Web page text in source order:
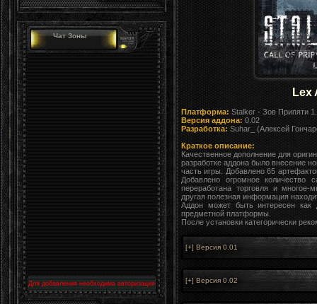
Чат Зоны
Для добавления необходима авторизация
Lex
Платформа: Stalker - Зов Припяти
Версия аддона: 0.02
Разработка: Suhar_ (Алексей
Краткое описание:
Качественное дополнение для
разработке аддона было внесение
часть игры. Добавлено 65
Добавлено огромное количество
переработана торговля и многое-
другая полезная информация
Аддон может быть интересен как
предметной платформы.
После установки категорически